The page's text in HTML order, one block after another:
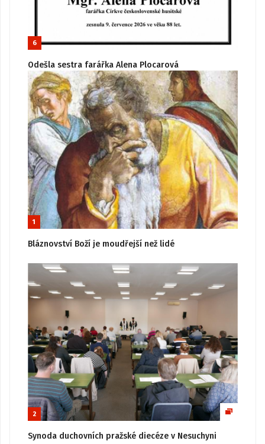
6
Odešla sestra farářka Alena Plocarová
1
Bláznovství Boží je moudřejší než lidé
2
Synoda duchovních pražské diecéze v Nesuchyni